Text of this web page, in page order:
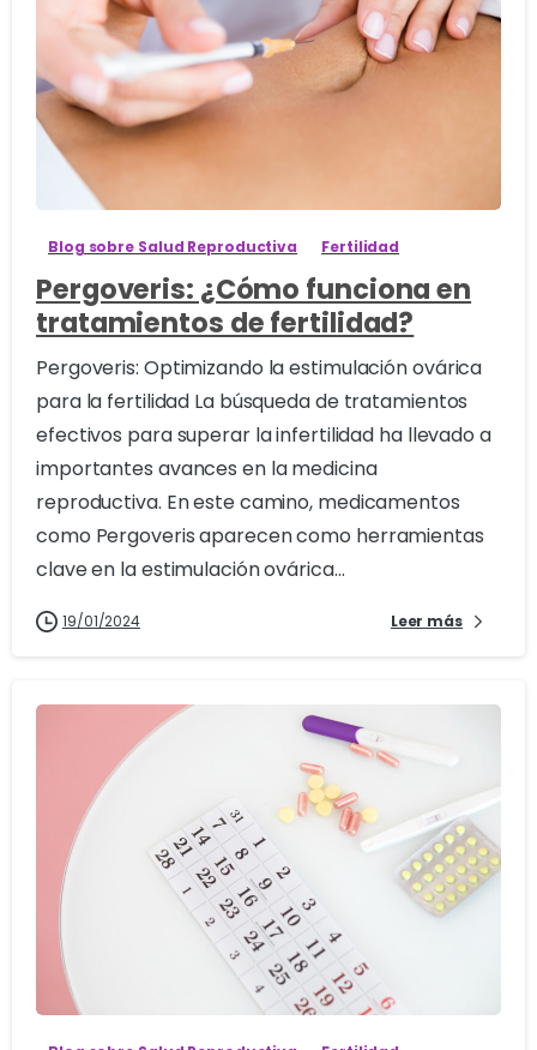
Blog sobre Salud Reproductiva Fertilidad
Pergoveris: ¿Cómo funciona en
tratamientos de fertilidad?
Pergoveris: Optimizando la estimulación ovárica
para la fertilidad La búsqueda de tratamientos
efectivos para superar la infertilidad ha llevado a
importantes avances en la medicina
reproductiva. En este camino, medicamentos
como Pergoveris aparecen como herramientas
clave en la estimulación ovárica...
19/01/2024 Leer más